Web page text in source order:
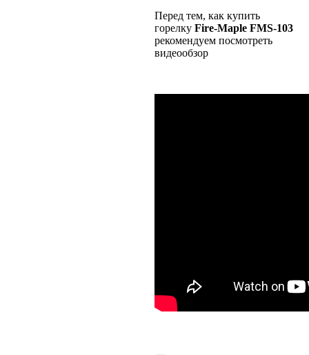
Перед тем, как купить
горелку Fire-Maple FMS-103
рекомендуем посмотреть
видеообзор